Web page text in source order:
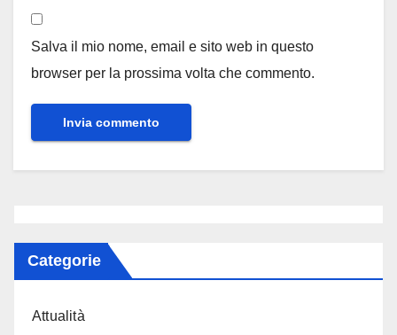
Salva il mio nome, email e sito web in questo
browser per la prossima volta che commento.
Categorie
Attualità